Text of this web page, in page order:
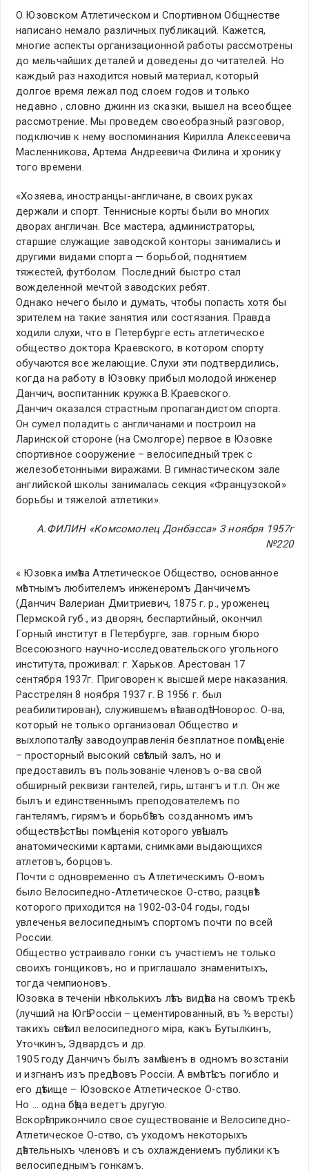
О Юзовском Атлетическом и Спортивном Общнестве
написано немало различных публикаций. Кажется,
многие аспекты организационной работы рассмотрены
до мельчайших деталей и доведены до читателей. Но
каждый раз находится новый материал, который
долгое время лежал под слоем годов и только
недавно , словно джинн из сказки, вышел на всеобщее
рассмотрение. Мы проведем своеобразный разговор,
подключив к нему воспоминания Кирилла Алексеевича
Масленникова, Артема Андреевича Филина и хронику
того времени.
«Хозяева, иностранцы-англичане, в своих руках
держали и спорт. Теннисные корты были во многих
дворах англичан. Все мастера, администраторы,
старшие служащие заводской конторы занимались и
другими видами спорта — борьбой, поднятием
тяжестей, футболом. Последний быстро стал
вожделенной мечтой заводских ребят.
Однако нечего было и думать, чтобы попасть хотя бы
зрителем на такие занятия или состязания. Правда
ходили слухи, что в Петербурге есть атлетическое
общество доктора Краевского, в котором спорту
обучаются все желающие. Слухи эти подтвердились,
когда на работу в Юзовку прибыл молодой инженер
Данчич, воспитанник кружка В.Краевского.
Данчич оказался страстным пропагандистом спорта.
Он сумел поладить с англичанами и построил на
Ларинской стороне (на Смолгоре) первое в Юзовке
спортивное сооружение – велосипедный трек с
железобетонными виражами. В гимнастическом зале
английской школы занималась секция «Французской»
борьбы и тяжелой атлетики».
А.ФИЛИН «Комсомолец Донбасса» 3 ноября 1957г
№220
« Юзовка имѣла Атлетическое Общество, основанное
мѣстнымъ любителемъ инженеромъ Данчичемъ
(Данчич Валериан Дмитриевич, 1875 г. р., уроженец
Пермской губ., из дворян, беспартийный, окончил
Горный институт в Петербурге, зав. горным бюро
Всесоюзного научно-исследовательского угольного
института, проживал: г. Харьков. Арестован 17
сентября 1937г. Приговорен к высшей мере наказания.
Расстрелян 8 ноября 1937 г. В 1956 г. был
реабилитирован), служившемъ вѣ заводѣ Новорос. О-ва,
который не только организовал Общество и
выхлопоталѣ у заводоуправленiя безплатное помѣщенiе
– просторный высокий свѣтлый залъ, но и
предоставилъ въ пользованiе членовъ о-ва свой
обширный реквизи гантелей, гирь, штангъ и т.п. Он же
былъ и единственнымъ преподователемъ по
гантелямъ, гирямъ и борьбѣ въ созданномъ имъ
обществѣ, стѣны помѣщенiя которого увѣшалъ
анатомическими картами, снимками выдающихся
атлетовъ, борцовъ.
Почти с одновременно съ Атлетическимъ О-вомъ
было Велосипедно-Атлетическое О-ство, разцвѣт
которого приходится на 1902-03-04 годы, годы
увлеченья велосипеднымъ спортомъ почти по всей
России.
Общество устраивало гонки съ участiемъ не только
своихъ гонщиковъ, но и приглашало знаменитыхъ,
тогда чемпионовъ.
Юзовка в теченiи нѣсколькихъ лѣтъ видѣла на свомъ трекѣ
(лучший на Югѣ Россiи – цементированный, въ ½ версты)
такихъ свѣтил велосипедного мiра, какъ Бутылкинъ,
Уточкинъ, Эдвардсъ и др.
1905 году Данчичъ былъ замѣшенъ в одномъ возстанiи
и изгнанъ изъ предѣловъ Россiи. А вмѣстѣ съ погибло и
его дѣтище – Юзовское Атлетическое О-ство.
Но … одна бѣда ведетъ другую.
Вскорѣ прикончило свое существованiе и Велосипедно-
Атлетическое О-ство, съ уходомъ некоторыхъ
дѣятельныхъ членовъ и съ охлаждениемъ публики къ
велосипеднымъ гонкамъ.